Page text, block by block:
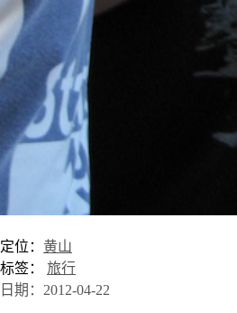
定位： 黄山
标签： 旅行
日期：2012-04-22